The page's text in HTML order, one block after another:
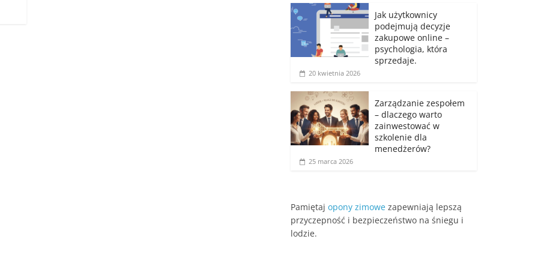
Jak użytkownicy
podejmują decyzje
zakupowe online –
psychologia, która
sprzedaje.
20 kwietnia 2026
Zarządzanie zespołem
– dlaczego warto
zainwestować w
szkolenie dla
menedżerów?
25 marca 2026
Pamiętaj opony zimowe zapewniają lepszą
przyczepność i bezpieczeństwo na śniegu i
lodzie.